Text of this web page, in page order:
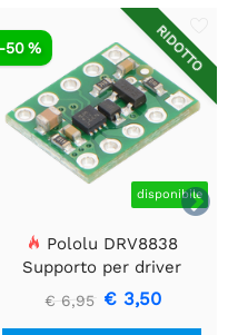

RIDOTTO
disponibile
-50 %
Pololu DRV8838
Supporto per driver
motore CC a spazzola
singola
€ 6,95 € 3,50